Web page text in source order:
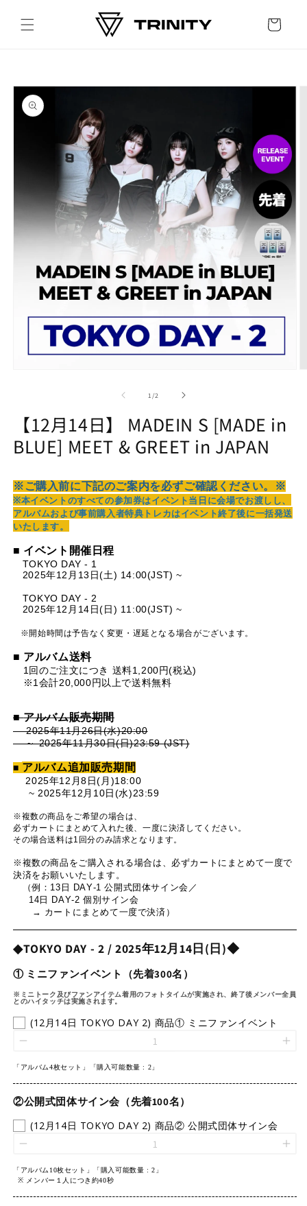
content
Cart
Skip to
product
information
modal
1 /of2
【12月14日】 MADEIN S [MADE in
BLUE] MEET & GREET in JAPAN
※ご購入前に下記のご案内を必ずご確認ください。※
※本イベントのすべての参加券はイベント当日に会場でお渡しし、
アルバムおよび事前購入者特典トレカはイベント終了後に一括発送
いたします。
■ イベント 開催日程
TOKYO DAY - 1
2025年12月13日(土) 14:00(JST) ~
TOKYO DAY - 2
2025年12月14日(日) 11:00(JST) ~
※開始時間は予告なく変更・遅延となる場合がございます。
■ アルバム送料
1回のご注文につき 送料1,200円(税込)
※1会計20,000円以上で送料無料
■アルバム販売期間
2025年11月26日(水)20:00
～ 2025年11月30日(日)23:59 (JST)
■ アルバム追加販売期間
2025年12月8日(月)18:00
~ 2025年12月10日(水)23:59
※複数の商品をご希望の場合は、
必ずカートにまとめて入れた後、一度に決済してください。
その場合送料は1回分のみ請求となります。
※複数の商品をご購入される場合は、必ずカートにまとめて一度で
決済をお願いいたします。
（例：13日 DAY-1 公開式団体サイン会／
14日 DAY-2 個別サイン会
→ カートにまとめて一度で決済）
◆TOKYO DAY - 2 / 2025年12月14日(日)◆
① ミニファンイベント（先着300名）
※ミニトーク及びファンアイテム着用のフォトタイムが実施され、終了後メンバー全員
とのハイタッチは実施されます。
(12月14日 TOKYO DAY 2) 商品① ミニファンイベント
「アルバム4枚セット」「購入可能数量 : 2」
②公開式団体サイン会（先着100名）
(12月14日 TOKYO DAY 2) 商品② 公開式団体サイン会
「アルバム10枚セット」 「購入可能数量 : 2」
※
メンバー１人につき約40秒